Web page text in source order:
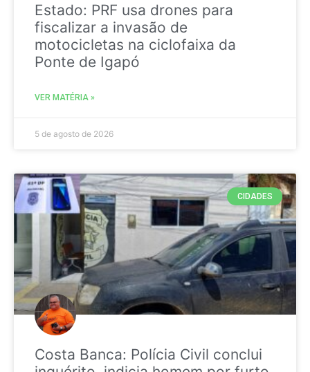
Estado: PRF usa drones para
fiscalizar a invasão de
motocicletas na ciclofaixa da
Ponte de Igapó
VER MATÉRIA »
5 de agosto de 2026
CIDADES
Costa Banca: Polícia Civil conclui